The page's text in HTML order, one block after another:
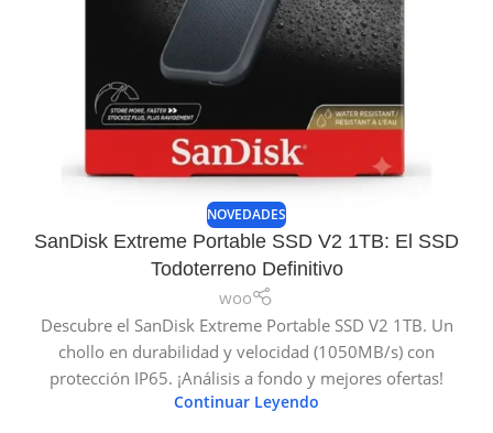
NOVEDADES
SanDisk Extreme Portable SSD V2 1TB: El SSD
Todoterreno Definitivo
woo
Descubre el SanDisk Extreme Portable SSD V2 1TB. Un
chollo en durabilidad y velocidad (1050MB/s) con
protección IP65. ¡Análisis a fondo y mejores ofertas!
Continuar Leyendo